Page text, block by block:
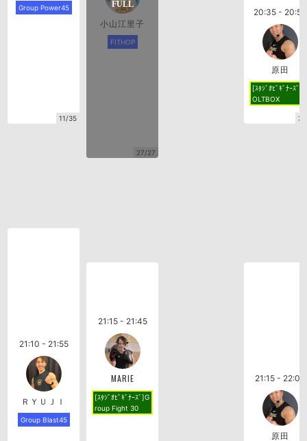
Group Power45
11/35
21:10 - 21:55
ＲＹＵＪＩ
Group Blast45
小山江里子
FITHOP
27/27
21:15 - 21:45
MARIE
[ｽﾀｼﾞｵﾋﾞｷﾞﾅｰｽﾞ]G
roup Fight 30
20:35 - 20:55
原田
[ｽﾀｼﾞｵﾋﾞｷﾞﾅｰｽﾞ]V
OLTBOX
3/
21:15 - 22:00
原田